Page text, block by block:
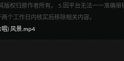
权归原作者所有。 5.因平台无法一一准确审
个工作日内核实后移除相关内容。
) 风景.mp4